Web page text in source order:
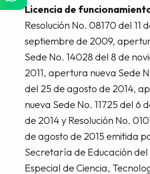
Licencia de
Resolución No. 08170 del 11
septiembre de 2009,
Sede No. 14028 del 8 de
2011, apertura nueva Sede
del 25 de agosto de 2014,
nueva Sede No. 11725 del 6
de 2014 y Resolución No.
de agosto de 2015 emitida
Secretaría de Educación del
Especial de Ciencia,